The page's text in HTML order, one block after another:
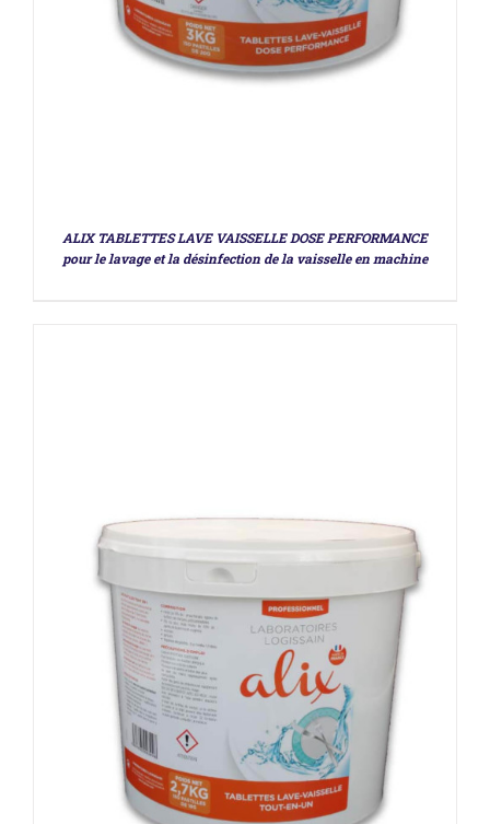
ALIX TABLETTES LAVE VAISSELLE DOSE PERFORMANCE
pour le lavage et la désinfection de la vaisselle en machine
DÉTAILS